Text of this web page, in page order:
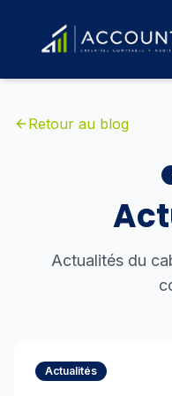
Retour au blog
Actualités du
Actualités